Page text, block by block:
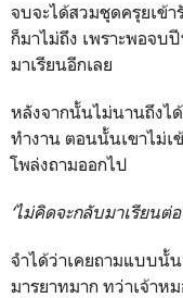
จบจะได้สวมชุดครุยเ
ก็มาไม่ถึง เพราะพอจบ
มาเรียนอีกเลย
หลังจากนั้นไม่นานถึงไ
ทำงาน ตอนนั้นเขาไม่เ
โพล่งถามออกไป
‘ไม่คิดจะกลับมาเรียนต่
จำได้ว่าเคยถามแบบนั้
มารยาทมาก ทว่าเจ้าห